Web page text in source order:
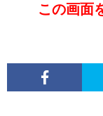
この画面